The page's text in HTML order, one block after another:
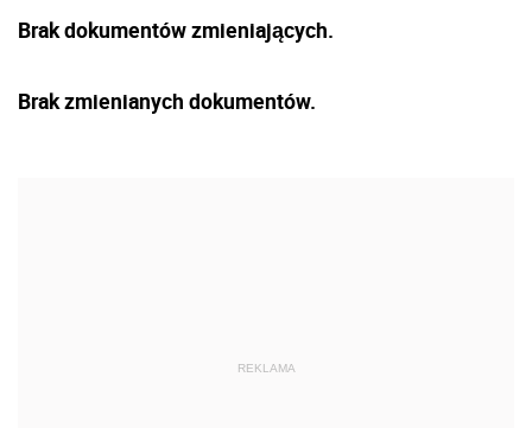
Brak dokumentów zmieniających.
Brak zmienianych dokumentów.